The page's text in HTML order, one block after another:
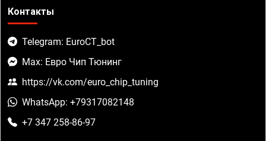
Контакты
Telegram: EuroCT_bot
Max: Евро Чип Тюнинг
https://vk.com/euro_chip_tuning
WhatsApp: +79317082148
+7 347 258-86-97